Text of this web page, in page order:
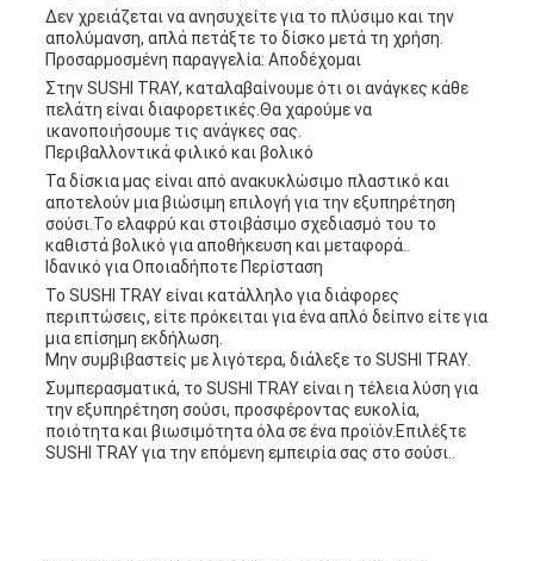
Δεν χρειάζεται να ανησυχείτε για το πλύσιμο και την
απολύμανση, απλά πετάξτε το δίσκο μετά τη χρήση.
Προσαρμοσμένη παραγγελία: Αποδέχομαι
Στην SUSHI TRAY, καταλαβαίνουμε ότι οι ανάγκες κάθε
πελάτη είναι διαφορετικές.Θα χαρούμε να
ικανοποιήσουμε τις ανάγκες σας.
Περιβαλλοντικά φιλικό και βολικό
Τα δίσκια μας είναι από ανακυκλώσιμο πλαστικό και
αποτελούν μια βιώσιμη επιλογή για την εξυπηρέτηση
σούσι.Το ελαφρύ και στοιβάσιμο σχεδιασμό του το
καθιστά βολικό για αποθήκευση και μεταφορά..
Ιδανικό για Οποιαδήποτε Περίσταση
Το SUSHI TRAY είναι κατάλληλο για διάφορες
περιπτώσεις, είτε πρόκειται για ένα απλό δείπνο είτε για
μια επίσημη εκδήλωση.
Μην συμβιβαστείς με λιγότερα, διάλεξε το SUSHI TRAY.
Συμπερασματικά, το SUSHI TRAY είναι η τέλεια λύση για
την εξυπηρέτηση σούσι, προσφέροντας ευκολία,
ποιότητα και βιωσιμότητα όλα σε ένα προϊόν.Επιλέξτε
SUSHI TRAY για την επόμενη εμπειρία σας στο σούσι..